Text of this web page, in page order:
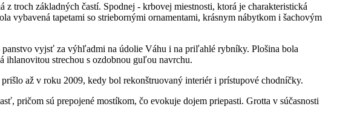
troch základných častí. Spodnej - krbovej miestnosti, ktorá je charakteristická
vybavená tapetami so striebornými ornamentami, krásnym nábytkom i šachovým
panstvo vyjsť za výhľadmi na údolie Váhu i na priľahlé rybníky. Plošina bola
ihlanovitou strechou s ozdobnou guľou navrchu.
až v roku 2009, kedy bol rekonštruovaný interiér i prístupové chodníčky.
pričom sú prepojené mostíkom, čo evokuje dojem priepasti. Grotta v súčasnosti